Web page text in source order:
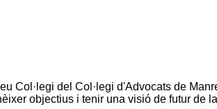
Col·legi del Col·legi d'Advocats de
objectius i tenir una visió de futur de